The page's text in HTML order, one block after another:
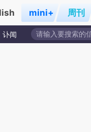
mini+ 周刊
讣闻